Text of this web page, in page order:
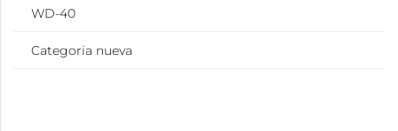
WD-40
Categoria nueva